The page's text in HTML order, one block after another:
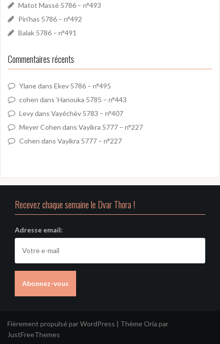
Matot Massé 5786 – n°493
Pin’has 5786 – n°492
Balak 5786 – n°491
Commentaires récents
Ylanedans Ekev 5786 – n°495
cohen dans ‘Hanouka 5785 – n°443
Levydans Vayéchèv 5783 – n°407
Meyer Cohen dans Vayikra 5777 – n°227
Cohen dans Vayikra 5777 – n°227
Recevez chaque semaine le Dvar Thora !
Adresse email:
Fièrement propulsé par WordPress | Thème Oria par
JustFreeThemes